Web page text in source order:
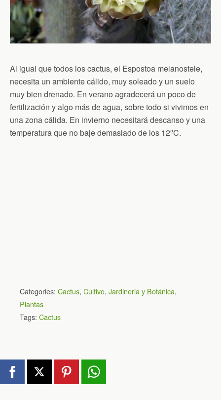
Al igual que todos los cactus, el Espostoa melanostele,
necesita un ambiente cálido, muy soleado y un suelo
muy bien drenado. En verano agradecerá un poco de
fertilización y algo más de agua, sobre todo si vivimos en
una zona cálida. En invierno necesitará descanso y una
temperatura que no baje demasiado de los 12ºC.
Categories: Cactus, Cultivo, Jardineria y Botánica,
Plantas
Tags: Cactus